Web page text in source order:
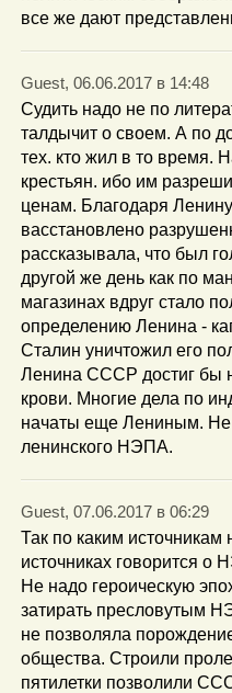
все же дают
Guest, 06.06.2017 в 14:48
Судить надо не по
талдычит о своем. А по
тех. кто жил в то время.
крестьян. ибо им
ценам. Благодаря
васстановлено
рассказывала, что был
другой же день как по
магазинах вдруг стало
определению Ленина -
Сталин уничтожил его
Ленина СССР достиг бы
крови. Многие дела по
начаты еще Лениным. Не
ленинского НЭПА.
Guest, 07.06.2017 в 06:29
Так по каким источникам
источниках говорится о
Не надо героическую
затирать пресловутым
не позволяла
общества. Строили
пятилетки позволили